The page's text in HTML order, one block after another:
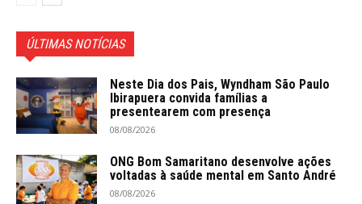
ÚLTIMAS NOTÍCIAS
Neste Dia dos Pais, Wyndham São Paulo
Ibirapuera convida famílias a
presentearem com presença
08/08/2026
ONG Bom Samaritano desenvolve ações
voltadas à saúde mental em Santo André
08/08/2026